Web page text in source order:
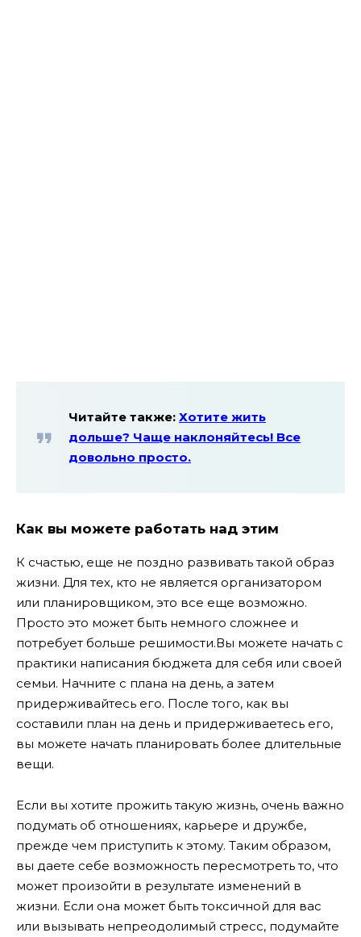
Читайте также: Хотите жить
дольше? Чаще наклоняйтесь! Все
довольно просто.
Как вы можете работать над этим
К счастью, еще не поздно развивать такой образ
жизни. Для тех, кто не является организатором
или планировщиком, это все еще возможно.
Просто это может быть немного сложнее и
потребует больше решимости.Вы можете начать с
практики написания бюджета для себя или своей
семьи. Начните с плана на день, а затем
придерживайтесь его. После того, как вы
составили план на день и придерживаетесь его,
вы можете начать планировать более длительные
вещи.
Если вы хотите прожить такую ​​жизнь, очень важно
подумать об отношениях, карьере и дружбе,
прежде чем приступить к этому. Таким образом,
вы даете себе возможность пересмотреть то, что
может произойти в результате изменений в
жизни. Если она может быть токсичной для вас
или вызывать непреодолимый стресс, подумайте